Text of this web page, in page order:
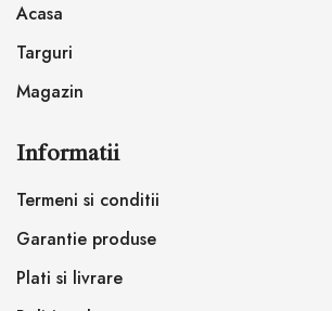
Acasa
Targuri
Magazin
Informatii
Termeni si conditii
Garantie produse
Plati si livrare